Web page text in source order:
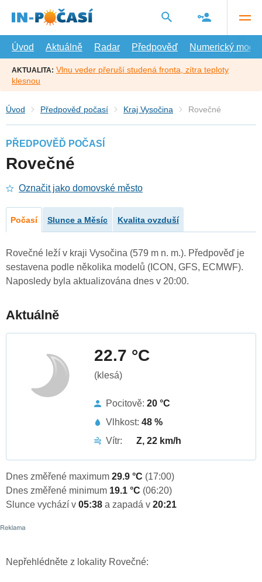
hlavní
Úvod
Aktuálně Radar Předpověď Numerický model
AKTUALITA: Vlnu veder přeruší studená fronta, zítra teploty
klesnou
Úvod Předpověď počasí Kraj Vysočina Rovečné
PŘEDPOVĚĎ POČASÍ
Rovečné
Označit jako domovské město
Počasí Slunce a Měsíc Kvalita ovzduší
Rovečné leží v kraji Vysočina (579 m n. m.). Předpověď je
sestavena podle několika modelů (ICON, GFS, ECMWF).
Naposledy byla aktualizována dnes v 20:00.
Aktuálně
22.7 °C
(klesá)
Pocitově: 20 °C
Vlhkost: 48 %
Vítr:
Z, 22 km/h
Dnes změřené maximum 29.9 °C (17:00)
Dnes změřené minimum 19.1 °C (06:20)
Slunce vychází v 05:38 a zapadá v 20:21
Nepřehlédněte z lokality Rovečné: